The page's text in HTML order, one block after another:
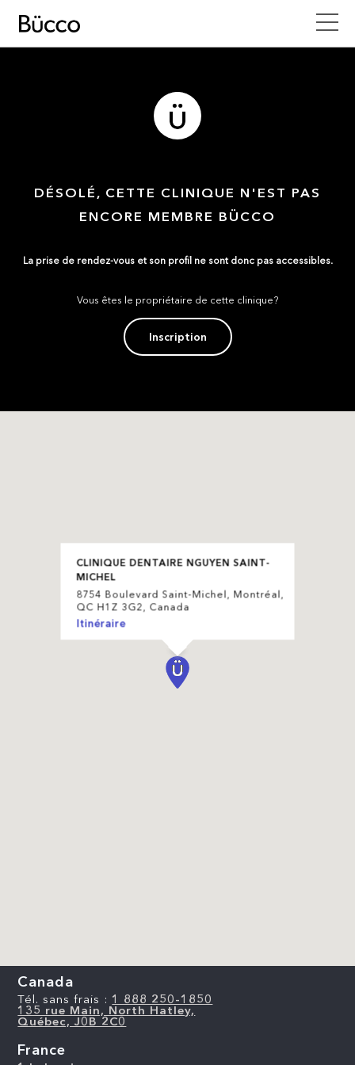
DÉSOLÉ, CETTE CLINIQUE N'EST PAS
ENCORE MEMBRE BÜCCO
La prise de rendez-vous et son profil ne sont donc pas accessibles.
Vous êtes le propriétaire de cette clinique?
Inscription
CLINIQUE DENTAIRE NGUYEN SAINT-
MICHEL
8754 Boulevard Saint-Michel, Montréal,
QC H1Z 3G2, Canada
Itinéraire
Canada
Tél. sans frais : 1 888 250-1850
135 rue Main, North Hatley,
Québec, J0B 2C0
France